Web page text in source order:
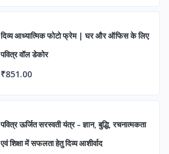
दिव्य आध्यात्मिक फोटो फ्रेम | घर और ऑफिस के लिए
पवित्र वॉल डेकोर
₹851.00
पवित्र ऊर्जित सरस्वती यंत्र – ज्ञान, बुद्धि, रचनात्मकता
एवं शिक्षा में सफलता हेतु दिव्य आशीर्वाद